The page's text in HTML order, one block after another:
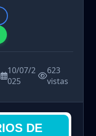
10/07/2
025
623
vistas
DE